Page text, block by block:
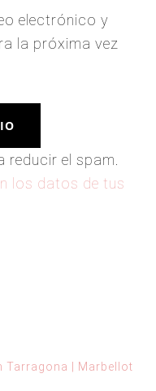
electrónico y
la próxima vez
reducir el spam.
los datos de tus
Tarragona | Marbellot